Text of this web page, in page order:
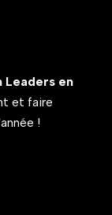
Leaders en
et faire
!